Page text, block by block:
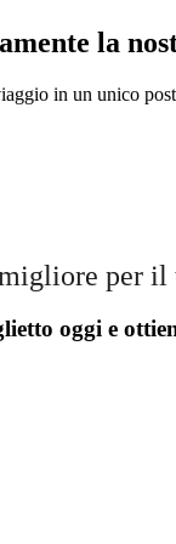
la
in un unico
per il
oggi e